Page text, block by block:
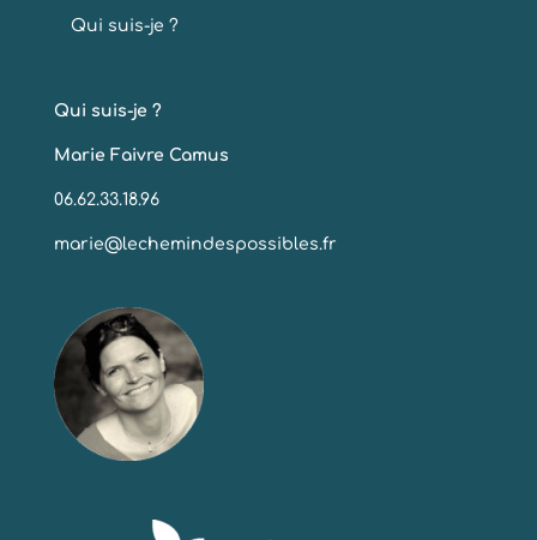
Qui suis-je ?
Qui suis-je ?
Marie Faivre Camus
06.62.33.18.96
marie@lechemindespossibles.fr